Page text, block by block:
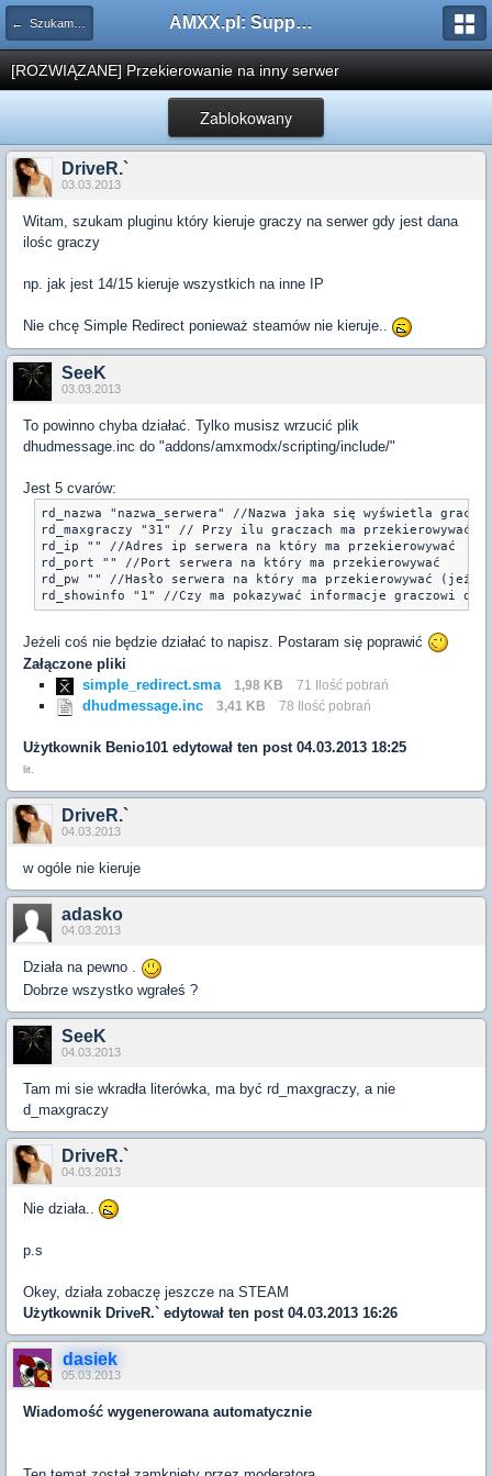
← Szukam pluginu AMXX.pl: Support AMX Mod X i SourceMod
[ROZWIĄZANE] Przekierowanie na inny serwer
Zablokowany
DriveR.`
03.03.2013
Witam, szukam pluginu który kieruje graczy na serwer gdy jest dana
ilośc graczy
np. jak jest 14/15 kieruje wszystkich na inne IP
Nie chcę Simple Redirect ponieważ steamów nie kieruje..
SeeK
03.03.2013
To powinno chyba działać. Tylko musisz wrzucić plik
dhudmessage.inc do "addons/amxmodx/scripting/include/"
Jest 5 cvarów:
rd_nazwa "nazwa_serwera" //Nazwa jaka się wyświetla
rd_maxgraczy "31" // Przy ilu graczach ma przekierowywać
rd_ip "" //Adres ip serwera na który ma przekierowywać
rd_port "" //Port serwera na który ma przekierowywać
rd_pw "" //Hasło serwera na który ma przekierowywać
Jeżeli coś nie będzie działać to napisz. Postaram się poprawić
Załączone pliki
simple_redirect.sma
1,98 KB 71 Ilość pobrań
dhudmessage.inc 3,41 KB 78 Ilość pobrań
Użytkownik Benio101 edytował ten post 04.03.2013 18:25
lit.
DriveR.`
04.03.2013
w ogóle nie kieruje
adasko
04.03.2013
Działa na pewno .
Dobrze wszystko wgrałeś ?
SeeK
04.03.2013
Tam mi sie wkradła literówka, ma być rd_maxgraczy, a nie
d_maxgraczy
DriveR.`
04.03.2013
Nie działa..
p.s
Okey, działa zobaczę jeszcze na STEAM
Użytkownik DriveR.` edytował ten post 04.03.2013 16:26
dasiek
05.03.2013
Wiadomość wygenerowana automatycznie